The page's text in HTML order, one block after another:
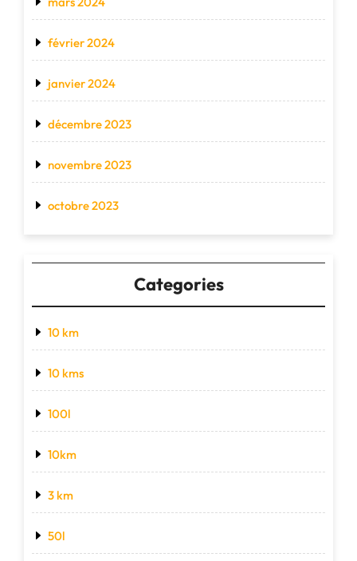
février 2024
janvier 2024
décembre 2023
novembre 2023
octobre 2023
Categories
10 km
10 kms
100l
10km
3 km
50l